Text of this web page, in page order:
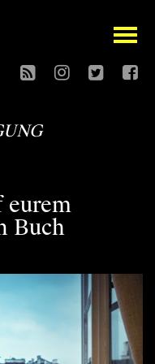
open
eurem
Buch